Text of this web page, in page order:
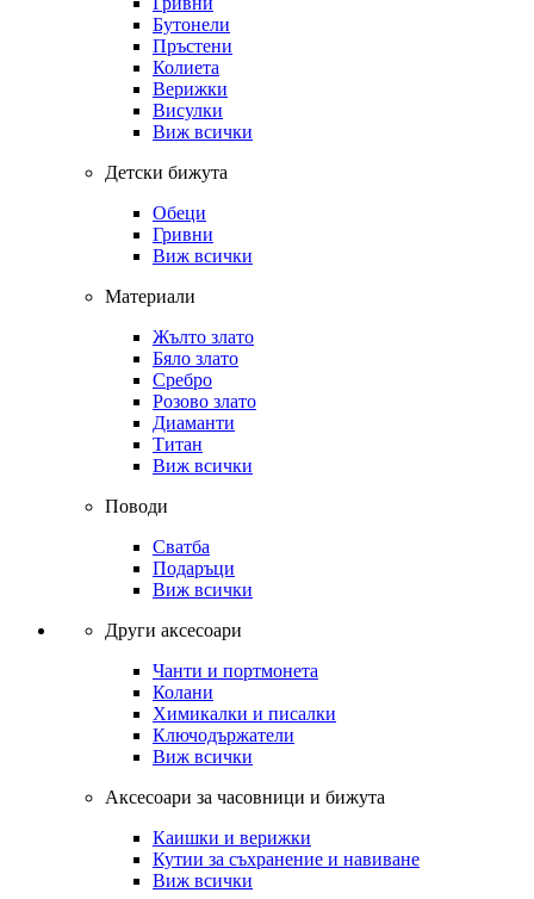
Бутонели
Пръстени
Колиета
Верижки
Висулки
Виж всички
Детски бижута
Обеци
Гривни
Виж всички
Материали
Жълто злато
Бяло злато
Сребро
Розово злато
Диаманти
Титан
Виж всички
Поводи
Сватба
Подаръци
Виж всички
Други аксесоари
Чанти и портмонета
Колани
Химикалки и писалки
Ключодържатели
Виж всички
Аксесоари за часовници и бижута
Каишки и верижки
Кутии за съхранение и навиване
Виж всички